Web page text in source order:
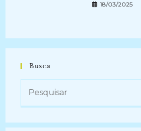
18/03/2025
Busca